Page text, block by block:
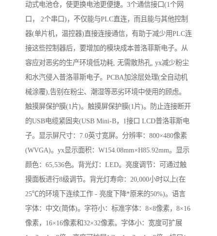
动式电池仓，使更换电池更便捷。3个通信接口(1个网
口， 2个串口)，不仅能与PLC直连，而且能与其他控制
器(单片机，温控器)直接连接通信，有助于减少用PLC连
接这些控制器后，要增加的模块成本普洛菲斯电子。从
容应对恶劣的生产环境低功耗, 无需散热孔, yx减少粉尘
和水汽侵入普洛菲斯电子。PCBA加涂层处理(全自动机
械涂覆),告别在粉尘、潮湿等恶劣环境中使用的顾虑。
触摸屏保护膜(1片)。触摸屏保护膜(1片)。防止连接断开
的USB电缆紧固夹(USB Mini-B，1接口 LCD普洛菲斯电
子。显示屏尺寸：7.0英寸宽屏。分辨率：800×480像素
(WVGA)。yx显示面积：W154.08mm×H85.92mm。显示
颜色：65,536色。背光灯：LED。亮度调节：可通过触
摸面板进行8级调节。背光灯寿命：20,000小时以上(在
25℃的环境下连续工作 - 亮度下降*原来的50%)。语言
字体：中文(简体)。字符小：标准字体：8×8像素，8×16
像素，16×16像素和32×32像素。字体小：宽度可扩展